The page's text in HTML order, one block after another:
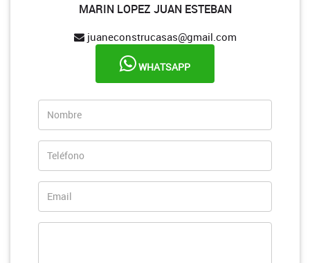
MARIN LOPEZ JUAN ESTEBAN
juaneconstrucasas@gmail.com
WHATSAPP